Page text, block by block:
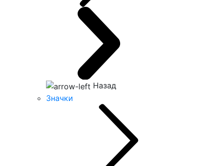
Назад
Значки